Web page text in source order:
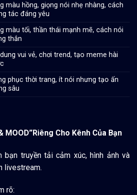
màu hồng, giọng nói nhẹ nhàng, cách
tác đáng yêu
màu tối, thần thái mạnh mẽ, cách nói
thắn
vui vẻ, chơi trend, tạo meme hài
phục thời trang, ít nói nhưng tạo ấn
sâu
MOOD”Riêng Cho Kênh Của Bạn
bạn truyền tải cảm xúc, hình ảnh và
livestream.
rõ: